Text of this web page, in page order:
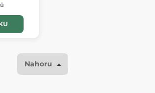
Nahoru